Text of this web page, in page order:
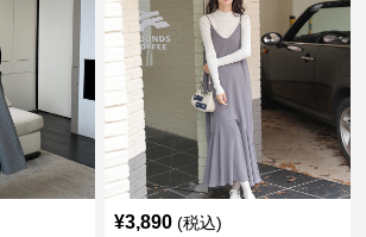
¥3,890 (税込)